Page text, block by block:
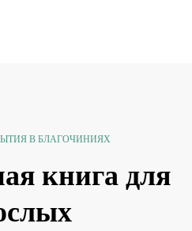
В БЛАГОЧИНИЯХ
книга для